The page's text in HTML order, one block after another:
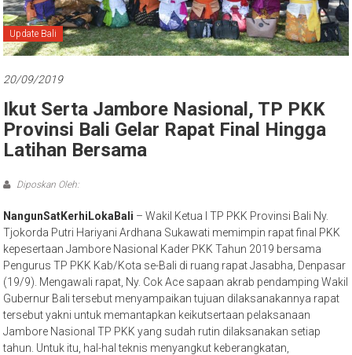
Bali
Update Bali
20/09/2019
Ikut Serta Jambore Nasional, TP PKK
Provinsi Bali Gelar Rapat Final Hingga
Latihan Bersama
Diposkan Oleh:
NangunSatKerhiLokaBali – Wakil Ketua I TP PKK Provinsi Bali Ny.
Tjokorda Putri Hariyani Ardhana Sukawati memimpin rapat final PKK
kepesertaan Jambore Nasional Kader PKK Tahun 2019 bersama
Pengurus TP PKK Kab/Kota se-Bali di ruang rapat Jasabha, Denpasar
(19/9). Mengawali rapat, Ny. Cok Ace sapaan akrab pendamping Wakil
Gubernur Bali tersebut menyampaikan tujuan dilaksanakannya rapat
tersebut yakni untuk memantapkan keikutsertaan pelaksanaan
Jambore Nasional TP PKK yang sudah rutin dilaksanakan setiap
tahun. Untuk itu, hal-hal teknis menyangkut keberangkatan,